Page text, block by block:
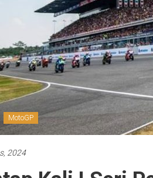
MotoGP
2024